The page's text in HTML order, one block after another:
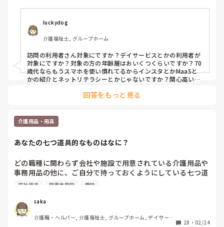
luckydog
介護福祉士, グループホーム
訪問の利用者さん対象にですか？デイサービスとかの利用者が
対象にですか？対象の方の年齢層はおいくつくらいですか？70
歳代ならもうスマホを使い慣れてるからインスタとかMaaSと
かの紹介とネットリテラシーとかじゃないですか？関心高いの
歳代ならまずは通話かなと思います。利用者さんと言ったもマ
思います。
回答をもっと見る
介護用品・用具
あなたの七つ道具的なものはなに？
どの職種に関わらず会社や施設で用意されている介護用品や
事務用品の他に、ご自分で持っておくようにしている七つ道
具的なものはありますか？？
コレがあると便利
コレは携行必需品
いざという時のコレ
福祉用具 障害者施設 趣味
saka
介護職・ヘルパー, 介護福祉士, グループホーム, デイサービ
28 ・ 02/24